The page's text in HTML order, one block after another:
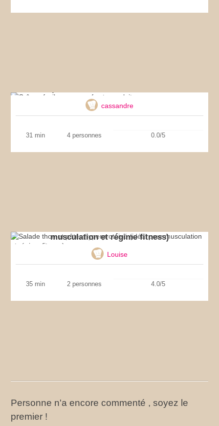
cassandre
31 min 4 personnes 0.0/5
musculation et régime fitness)
Louise
35 min 2 personnes 4.0/5
Personne n'a encore commenté , soyez le
premier !